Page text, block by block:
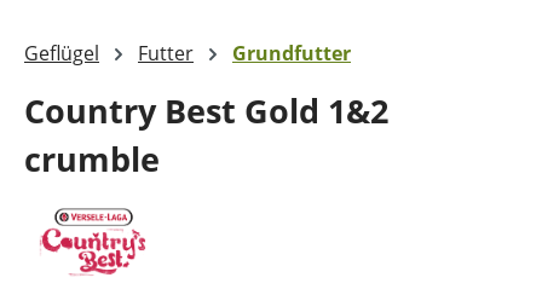
Geflügel Futter Grundfutter
Country Best Gold 1&2
crumble